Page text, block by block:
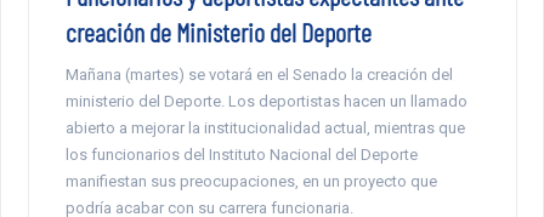
creación de Ministerio del Deporte
Mañana (martes) se votará en el Senado la creación del
ministerio del Deporte. Los deportistas hacen un llamado
abierto a mejorar la institucionalidad actual, mientras que
los funcionarios del Instituto Nacional del Deporte
manifiestan sus preocupaciones, en un proyecto que
podría acabar con su carrera funcionaria.